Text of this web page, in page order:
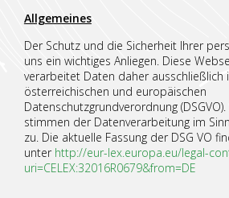
Allgemeines
Der Schutz und die Sicherheit Ihrer
uns ein wichtiges Anliegen. Diese
verarbeitet Daten daher ausschließlich
österreichischen und europäischen
Datenschutzgrundverordnung
stimmen der Datenverarbeitung im
zu. Die aktuelle Fassung der DSG VO
unter http://eur-lex.europa.eu/legal-
uri=CELEX:32016R0679&from=DE